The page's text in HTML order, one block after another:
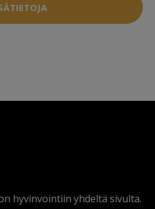
hyvinvointiin yhdeltä sivulta.